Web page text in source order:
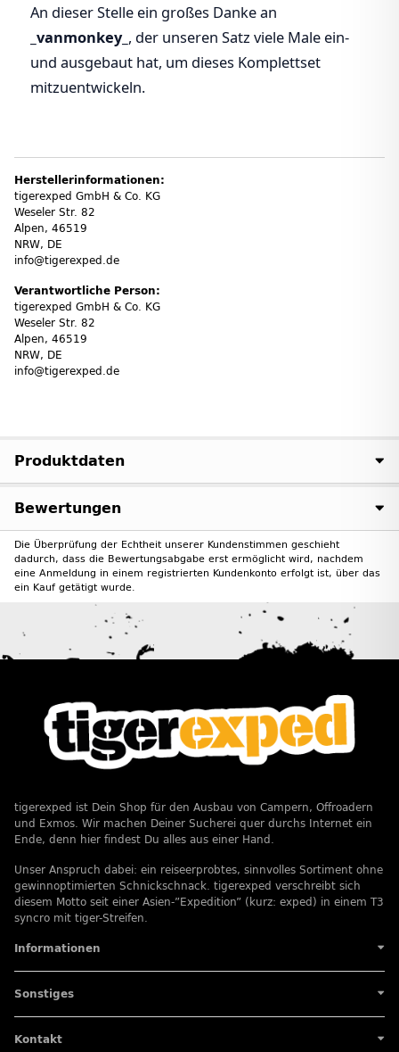
An dieser Stelle ein großes Danke an
_vanmonkey_ , der unseren Satz viele Male ein-
und ausgebaut hat, um dieses Komplettset
mitzuentwickeln.
Herstellerinformationen:
tigerexped GmbH & Co. KG
Weseler Str. 82
Alpen, 46519
NRW, DE
info@tigerexped.de
Verantwortliche Person:
tigerexped GmbH & Co. KG
Weseler Str. 82
Alpen, 46519
NRW, DE
info@tigerexped.de
Produktdaten
Bewertungen
Die Überprüfung der Echtheit unserer Kundenstimmen geschieht
dadurch, dass die Bewertungsabgabe erst ermöglicht wird, nachdem
eine Anmeldung in einem registrierten Kundenkonto erfolgt ist, über das
ein Kauf getätigt wurde.
tigerexped ist Dein Shop für den Ausbau von Campern, Offroadern
und Exmos. Wir machen Deiner Sucherei quer durchs Internet ein
Ende, denn hier findest Du alles aus einer Hand.
Unser Anspruch dabei: ein reiseerprobtes, sinnvolles Sortiment ohne
gewinnoptimierten Schnickschnack. tigerexped verschreibt sich
diesem Motto seit einer Asien-”Expedition” (kurz: exped) in einem T3
syncro mit tiger-Streifen.
Informationen
Sonstiges
Kontakt